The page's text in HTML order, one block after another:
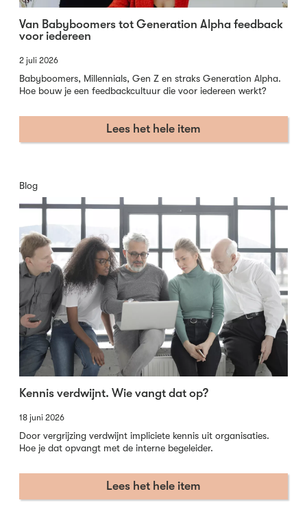
Van Babyboomers tot Generation Alpha feedback
voor iedereen
2 juli 2026
Babyboomers, Millennials, Gen Z en straks Generation Alpha.
Hoe bouw je een feedbackcultuur die voor iedereen werkt?
Lees het hele item
Blog
Kennis verdwijnt. Wie vangt dat op?
18 juni 2026
Door vergrijzing verdwijnt impliciete kennis uit organisaties.
Hoe je dat opvangt met de interne begeleider.
Lees het hele item